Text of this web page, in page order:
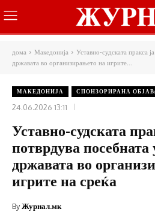
дома Македонија
Уставно-судската пракса
државата во организирањето на игрите...
МАКЕДОНИЈА СПОНЗОРИРАНА
24.06.2026 13:11
Уставно-судската
потврдува посебната
државата во
игрите на среќа
ByЖурнал.мк